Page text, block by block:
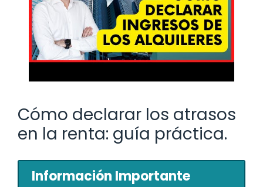
Cómo declarar los atrasos
en la renta: guía práctica.
Información Importante